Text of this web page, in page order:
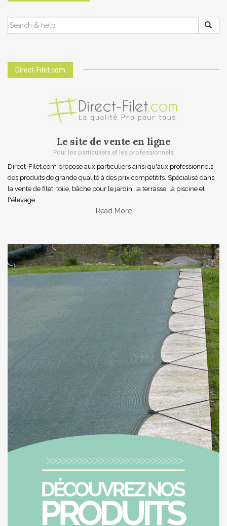
o
s
s
g
a
o
n
SEARCH
FOR:
Direct-Filet.com
Le site de vente en ligne
Pour les particuliers et les professionnels
Direct-Filet.com propose aux particuliers ainsi qu'aux professionnels
des produits de grande qualité à des prix compétitifs. Spécialisé dans
la vente de filet, toile, bâche pour le jardin, la terrasse, la piscine et
l'élevage.
Read More